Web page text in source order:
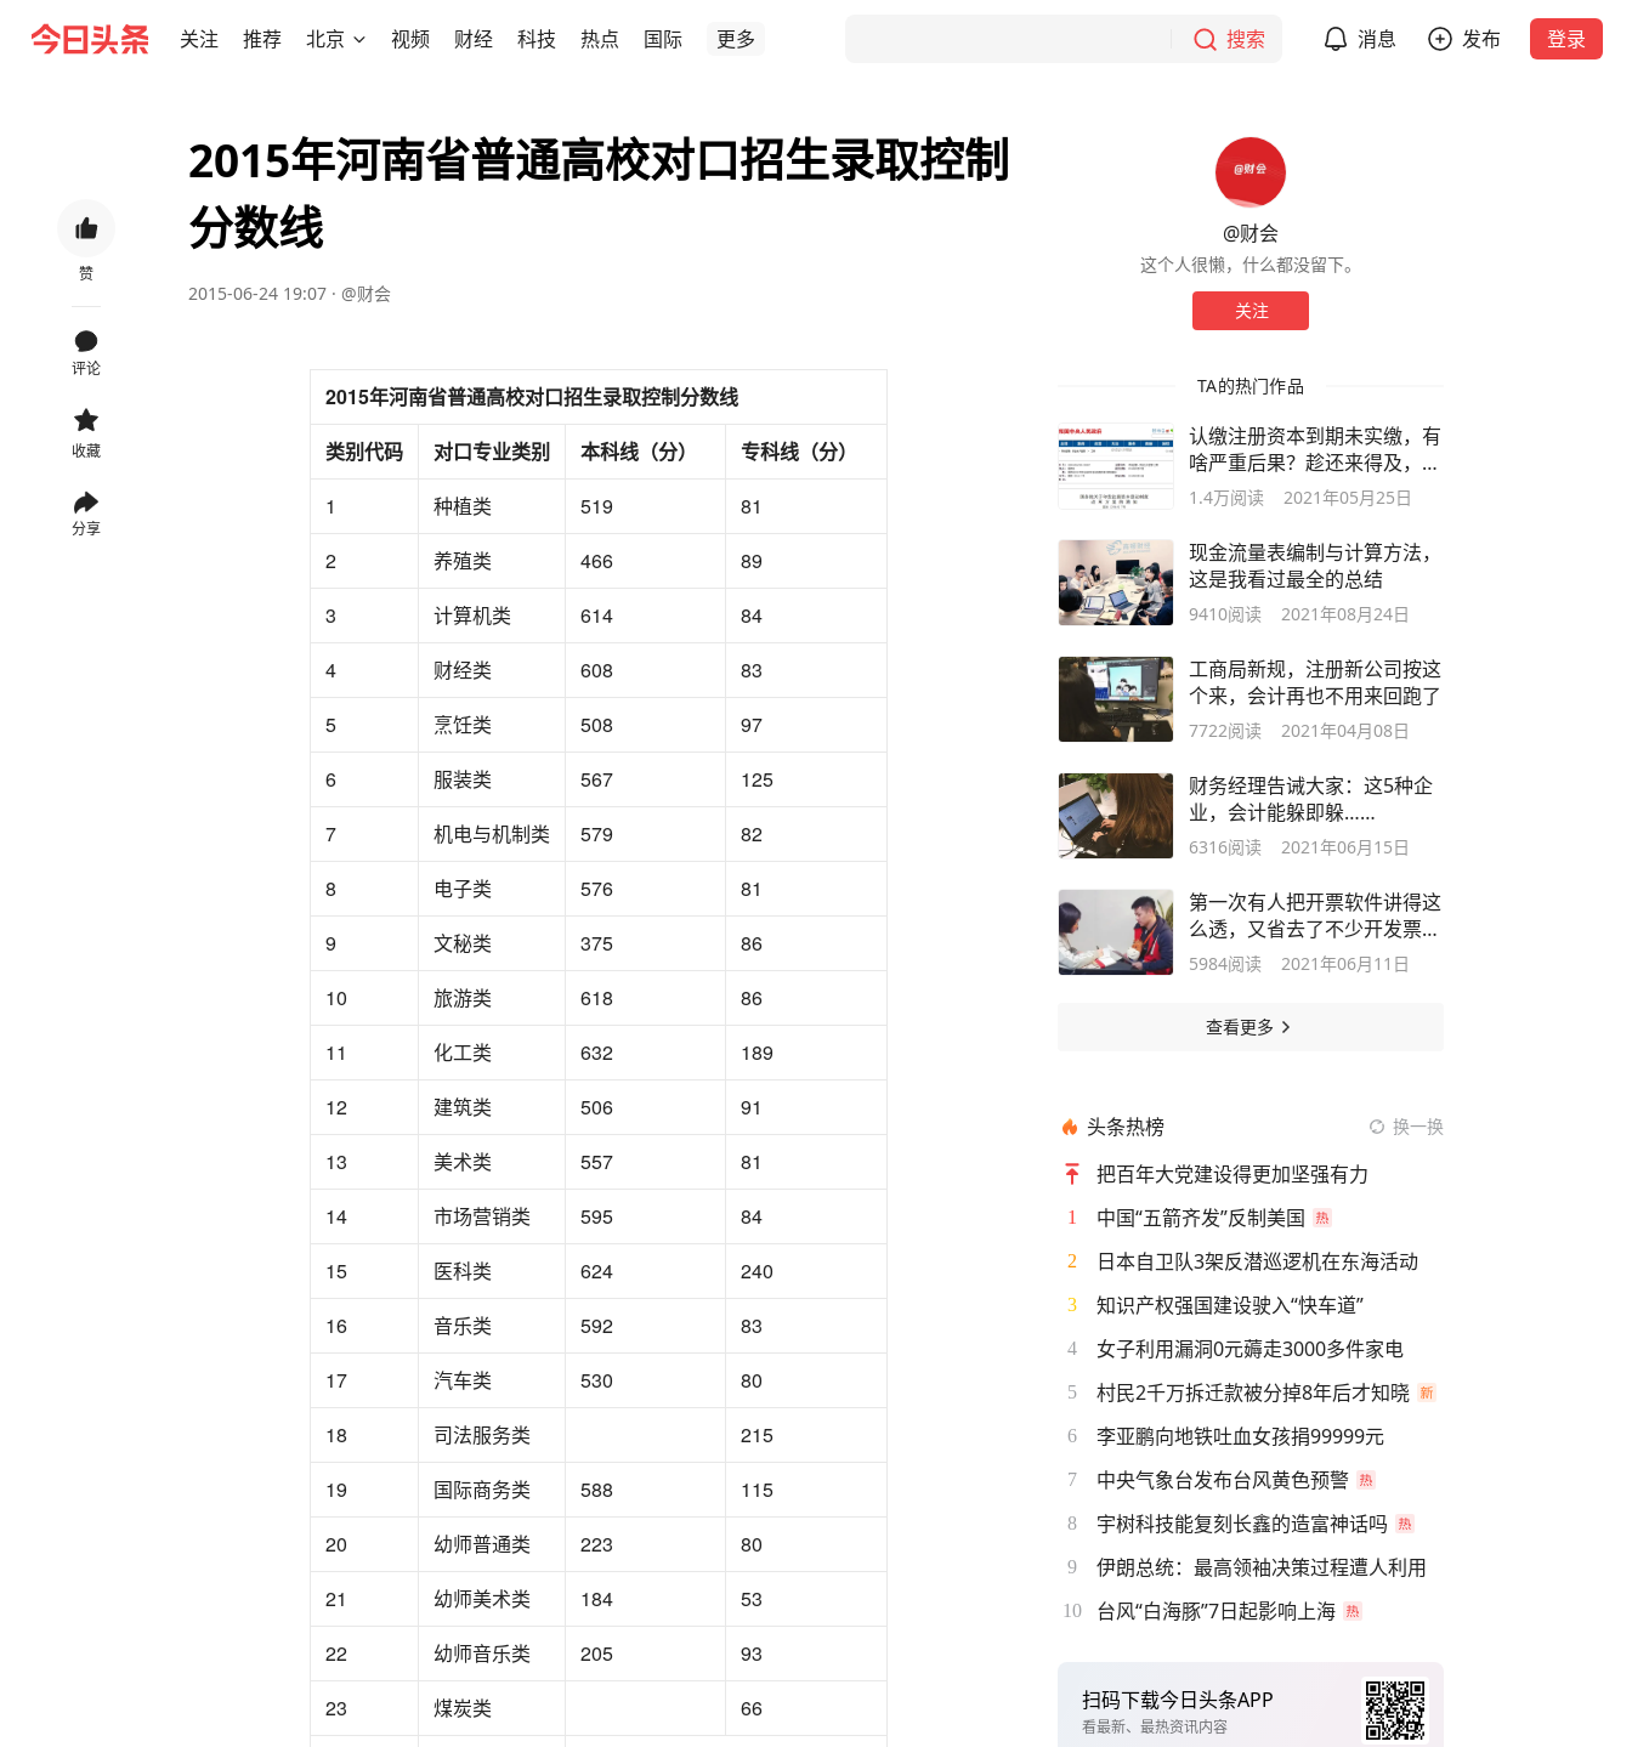
关注 推荐 北京 视频 财经 科技 热点 国际 更多 搜索 消息 发布 登录
赞
评论
收藏
分享
2015年河南省普通高校对口招生录取控制
分数线
2015-06-24 19:07 · @财会
2015年河南省普通高校对口招生录取控制分数线
类别代码
对口专业类别 本科线（分）
专科线（分）
1
种植类 519
81
2
养殖类 466
89
3
计算机类 614
84
4
财经类 608
83
5
烹饪类 508
97
6
服装类 567
125
7
机电与机制类 579
82
8
电子类 576
81
9
文秘类 375
86
10
旅游类 618
86
11
化工类 632
189
12
建筑类 506
91
13
美术类 557
81
14
市场营销类 595
84
15
医科类 624
240
16
音乐类 592
83
17
汽车类 530
80
18
司法服务类
215
19
国际商务类 588
115
20
幼师普通类 223
80
21
幼师美术类 184
53
22
幼师音乐类 205
93
23
煤炭类
66
@财会
这个人很懒，什么都没留下。
关注
TA的热门作品
​认缴注册资本到期未实缴，有
啥严重后果？趁还来得及，赶
紧学习
1.4万阅读 2021年05月25日
现金流量表编制与计算方法，
这是我看过最全的总结
9410阅读 2021年08月24日
工商局新规，注册新公司按这
个来，会计再也不用来回跑了
7722阅读 2021年04月08日
财务经理告诫大家：这5种企
业，会计能躲即躲……
6316阅读 2021年06月15日
第一次有人把开票软件讲得这
么透，又省去了不少开发票的
烦恼
5984阅读 2021年06月11日
查看更多
头条热榜 换一换
把百年大党建设得更加坚强有力
1 中国“五箭齐发”反制美国
2 日本自卫队3架反潜巡逻机在东海活动
3 知识产权强国建设驶入“快车道”
4 女子利用漏洞0元薅走3000多件家电
5 村民2千万拆迁款被分掉8年后才知晓
6 李亚鹏向地铁吐血女孩捐99999元
7 中央气象台发布台风黄色预警
8 宇树科技能复刻长鑫的造富神话吗
9 伊朗总统：最高领袖决策过程遭人利用
10 台风“白海豚”7日起影响上海
扫码下载今日头条APP
看最新、最热资讯内容